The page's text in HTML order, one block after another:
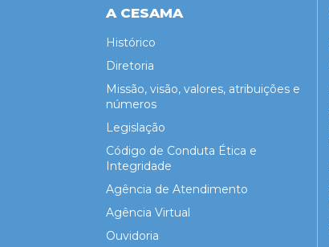
A CESAMA
Histórico
Diretoria
Missão, visão, valores, atribuições e
números
Legislação
Código de Conduta Ética e
Integridade
Agência de Atendimento
Agência Virtual
Ouvidoria